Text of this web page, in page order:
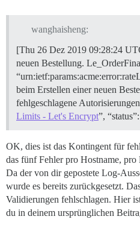
Fehler beim Laden der
[Thu 26 Dec 2019
[Thu 26 Dec 2019
[Thu 26 Dec 2019
"type":
"detail": "Fehler beim
  "status": 429
}
[Thu 26 Dec 2019
[Thu 26 Dec 2019
cat: /shared/letsencrypt/
Fehler beim Laden der
Fehler beim Laden der
runsvdir gestartet, PID
ok: run: redis: (pid 2045)
chgrp: ungültige Gruppe:
ok: run: postgres: (pid
nginx: [emerg] kann
wanghaisheng:
[Thu 26 Dez 2019 09:28:24
neuen Bestellung.
beim Erstellen einer neuen
fehlgeschlagene
Limits - Let's Encrypt”,
OK, dies ist das Kontingent für
das fünf Fehler pro Hostname,
Da der von dir gepostete Log-
wurde es bereits zurückgesetzt.
Validierungen fehlschlagen. Hier
du in deinem ursprünglichen